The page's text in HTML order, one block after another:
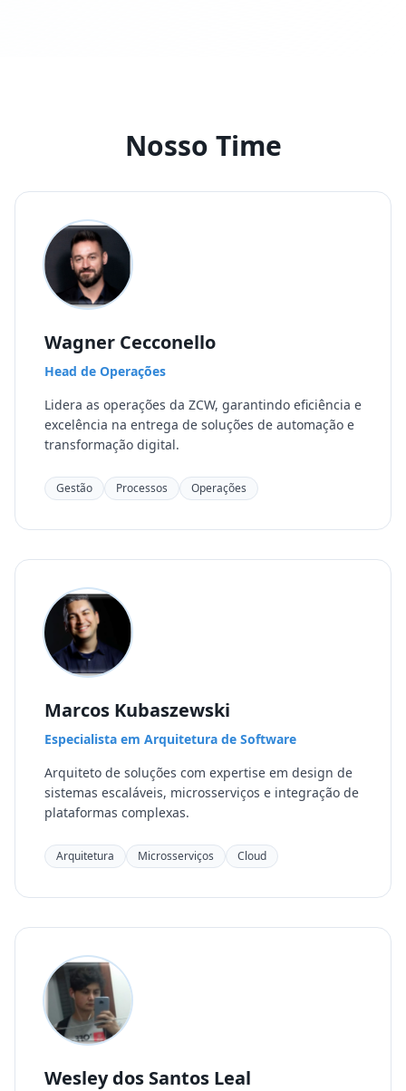
Nosso Time
Wagner Cecconello
Head de Operações
Lidera as operações da ZCW, garantindo eficiência e
excelência na entrega de soluções de automação e
transformação digital.
Gestão Processos Operações
Marcos Kubaszewski
Especialista em Arquitetura de Software
Arquiteto de soluções com expertise em design de
sistemas escaláveis, microsserviços e integração de
plataformas complexas.
Arquitetura Microsserviços Cloud
Wesley dos Santos Leal